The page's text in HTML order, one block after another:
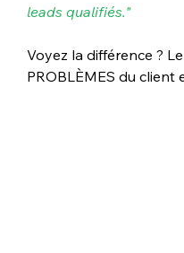
leads qualifiés."
Voyez la différence ?
PROBLÈMES du client